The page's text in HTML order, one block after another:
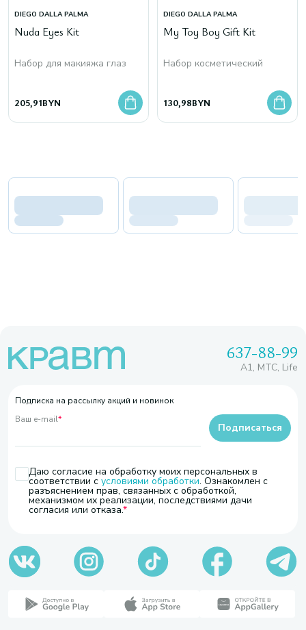
DIEGO DALLA PALMA
Nuda Eyes Kit
Набор для макияжа глаз
205,91BYN
DIEGO DALLA PALMA
My Toy Boy Gift Kit
Набор косметический
130,98BYN
637-88-99
A1, МТС, Life
Подписка на рассылку акций и новинок
Ваш e-mail*
Даю согласие на обработку моих персональных в
соответствии с условиями обработки. Ознакомлен с
разъяснением прав, связанных с обработкой,
механизмом их реализации, последствиями дачи
согласия или отказа.
Подписаться